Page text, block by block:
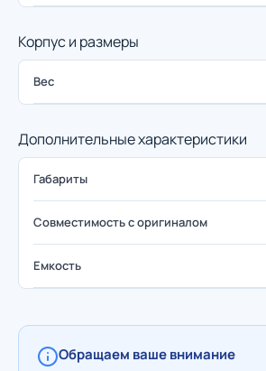
Корпус и размеры
Вес
Дополнительные характеристики
Габариты
Совместимость с оригиналом
Емкость
Обращаем ваше внимание